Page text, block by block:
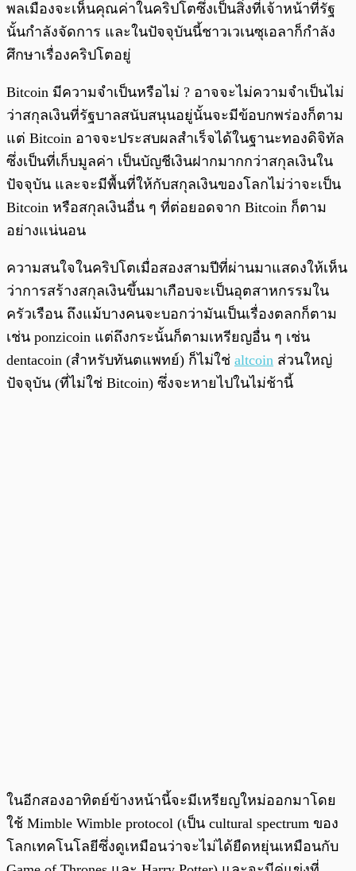
พลเมืองจะเห็นคุณค่าในคริปโตซึ่งเป็นสิ่งที่เจ้าหน้าที่รัฐ
นั้นกำลังจัดการ และในปัจจุบันนี้ชาวเวเนซุเอลาก็กำลัง
ศึกษาเรื่องคริปโตอยู่
Bitcoin มีความจำเป็นหรือไม่ ? อาจจะไม่ความจำเป็นไม่
ว่าสกุลเงินที่รัฐบาลสนับสนุนอยู่นั้นจะมีข้อบกพร่องก็ตาม
แต่ Bitcoin อาจจะประสบผลสำเร็จได้ในฐานะทองดิจิทัล
ซึ่งเป็นที่เก็บมูลค่า เป็นบัญชีเงินฝากมากกว่าสกุลเงินใน
ปัจจุบัน และจะมีพื้นที่ให้กับสกุลเงินของโลกไม่ว่าจะเป็น
Bitcoin หรือสกุลเงินอื่น ๆ ที่ต่อยอดจาก Bitcoin ก็ตาม
อย่างแน่นอน
ความสนใจในคริปโตเมื่อสองสามปีที่ผ่านมาแสดงให้เห็น
ว่าการสร้างสกุลเงินขึ้นมาเกือบจะเป็นอุตสาหกรรมใน
ครัวเรือน ถึงแม้บางคนจะบอกว่ามันเป็นเรื่องตลกก็ตาม
เช่น ponzicoin แต่ถึงกระนั้นก็ตามเหรียญอื่น ๆ เช่น
dentacoin (สำหรับทันตแพทย์) ก็ไม่ใช่ altcoin ส่วนใหญ่
ปัจจุบัน (ที่ไม่ใช่ Bitcoin) ซึ่งจะหายไปในไม่ช้านี้
ในอีกสองอาทิตย์ข้างหน้านี้จะมีเหรียญใหม่ออกมาโดย
ใช้ Mimble Wimble protocol (เป็น cultural spectrum ของ
โลกเทคโนโลยีซึ่งดูเหมือนว่าจะไม่ได้ยืดหยุ่นเหมือนกับ